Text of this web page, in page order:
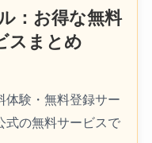
：お得な無料
スまとめ
体験・無料登録サー
式の無料サービスで